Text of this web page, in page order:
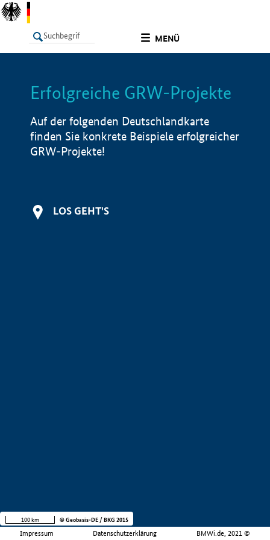
MENÜ
LISTE Info
Erfolgreiche GRW-Projekte
Auf der folgenden Deutschlandkarte
finden Sie konkrete Beispiele erfolgreicher
GRW-Projekte!
LOS GEHT'S
Impressum Datenschutzerklärung BMWi.de, 2021 ©
100 km © Geobasis-DE / BKG 2015